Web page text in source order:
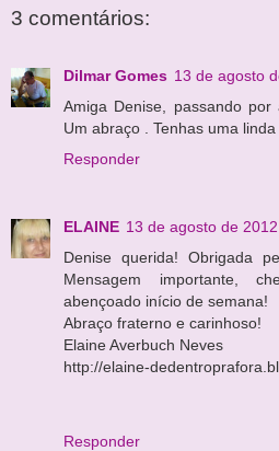
3 comentários:
Dilmar Gomes 13 de agosto
Amiga Denise, passando
Um abraço . Tenhas uma linda
Responder
ELAINE 13 de agosto de
Denise querida! Obrigada
Mensagem importante,
abençoado início de semana!
Abraço fraterno e carinhoso!
Elaine Averbuch Neves
http://elaine-
Responder